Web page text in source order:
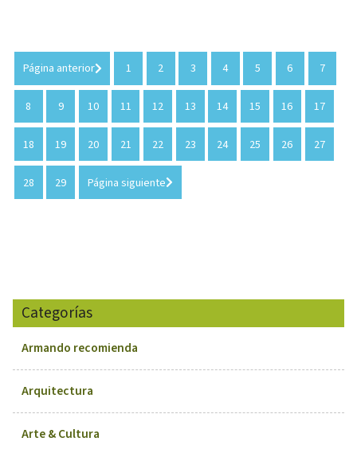
Página anterior 1 2 3 4 5 6 7
8 9 10 11 12 13 14 15 16 17
18 19 20 21 22 23 24 25 26 27
28 29 Página siguiente
Categorías
Armando recomienda
Arquitectura
Arte & Cultura